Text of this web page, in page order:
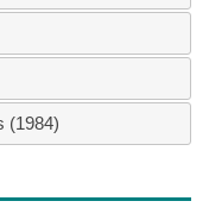
(1984)